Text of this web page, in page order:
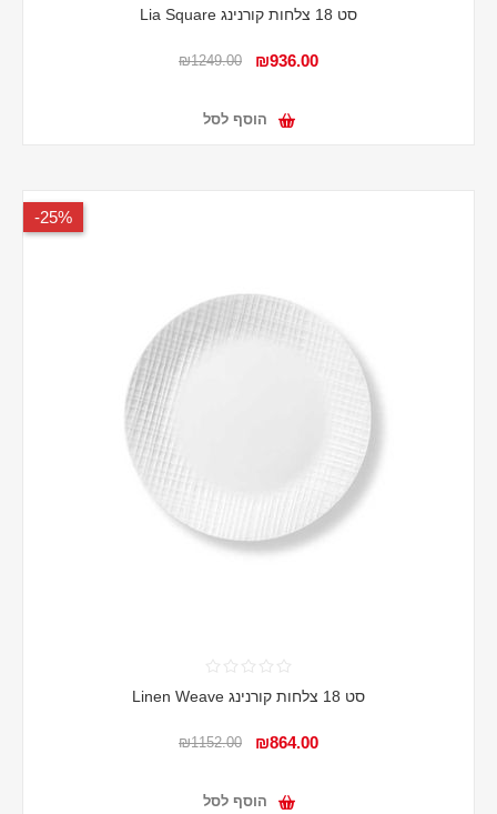
סט 18 צלחות קורנינג Lia Square
₪936.00
₪1249.00
הוסף לסל
25%-
סט 18 צלחות קורנינג Linen Weave
₪864.00
₪1152.00
הוסף לסל